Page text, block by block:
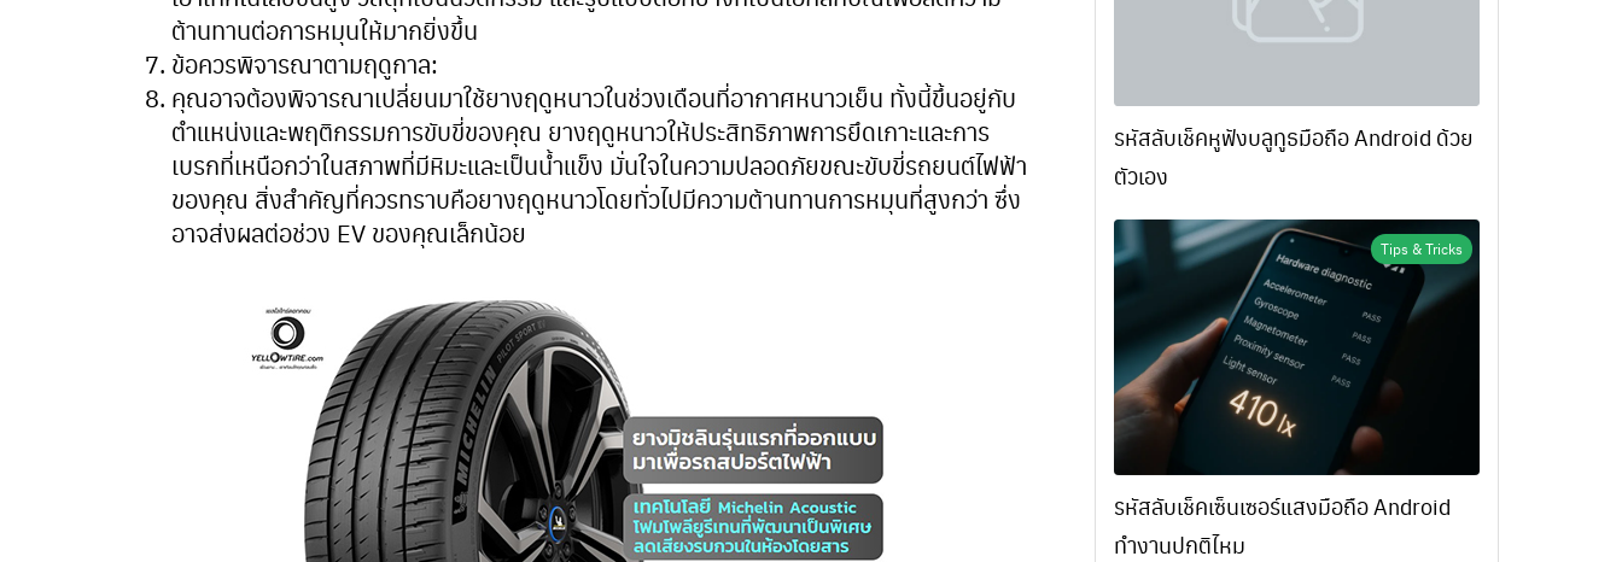
ต้านทานต่อการหมุนให้มากยิ่งขึ้น
ข้อควรพิจารณาตามฤดูกาล:
คุณอาจต้องพิจารณาเปลี่ยนมาใช้ยางฤดูหนาวในช่วงเดือนที่อากาศหนาวเย็น ทั้งนี้ขึ้นอยู่กับ
ตำแหน่งและพฤติกรรมการขับขี่ของคุณ ยางฤดูหนาวให้ประสิทธิภาพการยึดเกาะและการ
เบรกที่เหนือกว่าในสภาพที่มีหิมะและเป็นน้ำแข็ง มั่นใจในความปลอดภัยขณะขับขี่รถยนต์ไฟฟ้า
ของคุณ สิ่งสำคัญที่ควรทราบคือยางฤดูหนาวโดยทั่วไปมีความต้านทานการหมุนที่สูงกว่า ซึ่ง
อาจส่งผลต่อช่วง EV ของคุณเล็กน้อย
รหัสลับเช็คหูฟังบลูทูธมือถือ Android ด้วย
ตัวเอง
Tips & Tricks
รหัสลับเช็คเซ็นเซอร์แสงมือถือ Android
ทำงานปกติไหม